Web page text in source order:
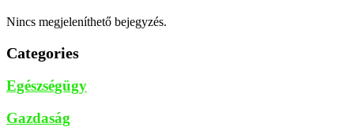
Nincs megjeleníthető bejegyzés.
Categories
Egészségügy
Gazdaság